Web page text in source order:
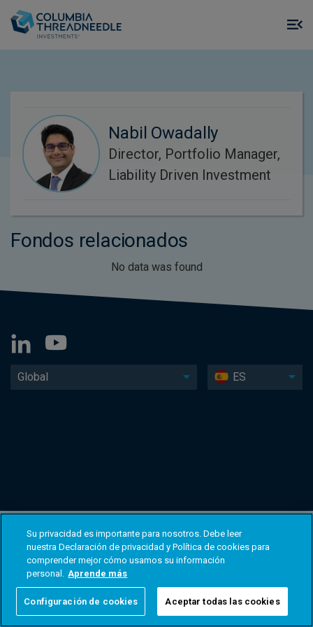
Nabil Owadally
Director, Portfolio Manager,
Liability Driven Investment
Fondos relacionados
No data was found
Global ES
Su privacidad es importante para nosotros. Debe leer
nuestra Declaración de privacidad y Política de cookies para
comprender mejor cómo usamos su información
personal. Aprende más
Configuración de cookies Aceptar todas las cookies